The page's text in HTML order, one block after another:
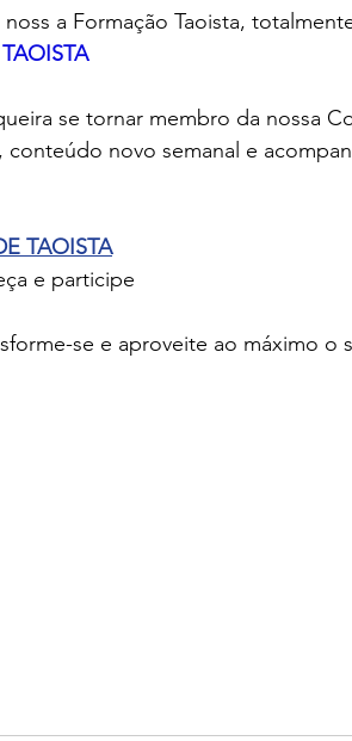
a Formação Taoista,
se tornar membro da nossa
conteúdo novo semanal e
TAOISTA
e participe
se e aproveite ao máximo o